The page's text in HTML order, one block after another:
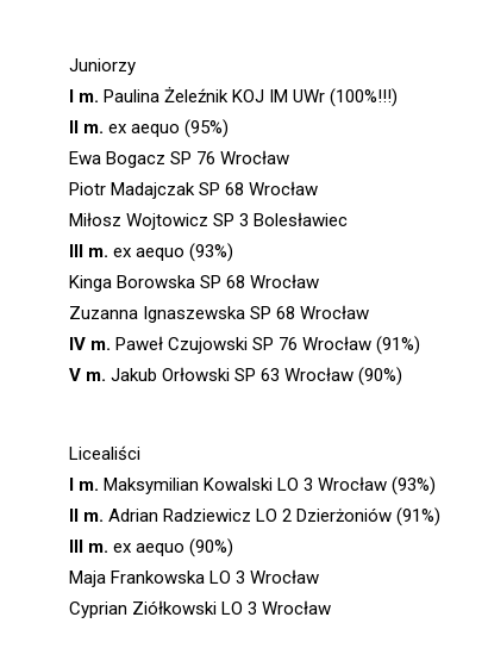
Juniorzy
I m. Paulina Żeleźnik KOJ IM UWr (100%!!!)
II m. ex aequo (95%)
Ewa Bogacz SP 76 Wrocław
Piotr Madajczak SP 68 Wrocław
Miłosz Wojtowicz SP 3 Bolesławiec
III m. ex aequo (93%)
Kinga Borowska SP 68 Wrocław
Zuzanna Ignaszewska SP 68 Wrocław
IV m. Paweł Czujowski SP 76 Wrocław (91%)
V m. Jakub Orłowski SP 63 Wrocław (90%)
Licealiści
I m. Maksymilian Kowalski LO 3 Wrocław (93%)
II m. Adrian Radziewicz LO 2 Dzierżoniów (91%)
III m. ex aequo (90%)
Maja Frankowska LO 3 Wrocław
Cyprian Ziółkowski LO 3 Wrocław